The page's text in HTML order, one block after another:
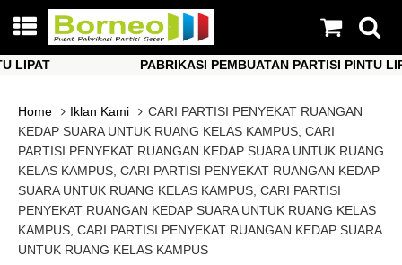
PABRIKASI PEMBUATAN PARTISI PINTU LIPAT
Home
Iklan Kami
CARI PARTISI PENYEKAT RUANGAN
KEDAP SUARA UNTUK RUANG KELAS KAMPUS, CARI
PARTISI PENYEKAT RUANGAN KEDAP SUARA UNTUK RUANG
KELAS KAMPUS, CARI PARTISI PENYEKAT RUANGAN KEDAP
SUARA UNTUK RUANG KELAS KAMPUS, CARI PARTISI
PENYEKAT RUANGAN KEDAP SUARA UNTUK RUANG KELAS
KAMPUS, CARI PARTISI PENYEKAT RUANGAN KEDAP SUARA
UNTUK RUANG KELAS KAMPUS